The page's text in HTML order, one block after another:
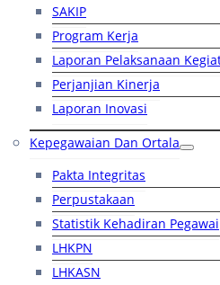
SAKIP
Program Kerja
Laporan Pelaksanaan
Perjanjian Kinerja
Laporan Inovasi
Kepegawaian Dan Ortala
Pakta Integritas
Perpustakaan
Statistik Kehadiran Pegawai
LHKPN
LHKASN